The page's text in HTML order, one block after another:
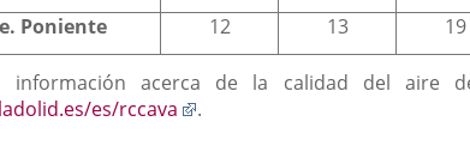
Poniente
12 13 19
información acerca de la calidad del aire
es/rccava
Enlace
.